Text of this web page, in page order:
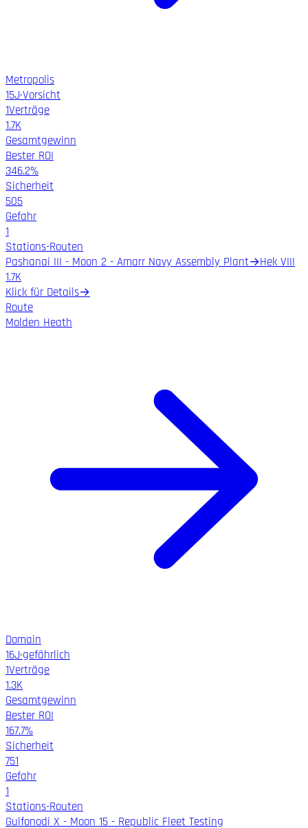
Metropolis
15J·Vorsicht
1Verträge
1.7K
Gesamtgewinn
Bester ROI
346.2%
Sicherheit
505
Gefahr
1
Stations-Routen
Pashanai III - Moon 2 - Amarr Navy Assembly Plant→Hek VIII
1.7K
Klick für Details→
Route
Molden Heath
Domain
16J·gefährlich
1Verträge
1.3K
Gesamtgewinn
Bester ROI
167.7%
Sicherheit
751
Gefahr
1
Stations-Routen
Gulfonodi X - Moon 15 - Republic Fleet Testing